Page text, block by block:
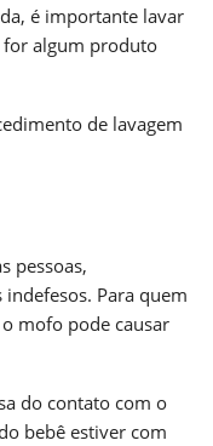
é importante lavar
for algum produto
de lavagem
pessoas,
Para quem
mofo pode causar
do contato com o
bebê estiver com